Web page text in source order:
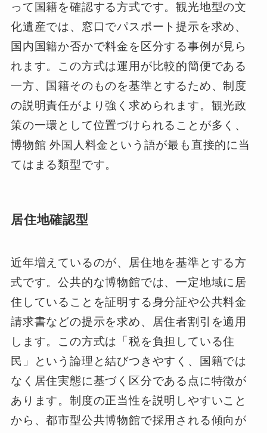
って国籍を確認する方式です。観光地型の文
化遺産では、窓口でパスポート提示を求め、
国内国籍か否かで料金を区分する事例が見ら
れます。この方式は運用が比較的簡便である
一方、国籍そのものを基準とするため、制度
の説明責任がより強く求められます。観光政
策の一環として位置づけられることが多く、
博物館 外国人料金という語が最も直接的に当
てはまる類型です。
居住地確認型
近年増えているのが、居住地を基準とする方
式です。公共的な博物館では、一定地域に居
住していることを証明する身分証や公共料金
請求書などの提示を求め、居住者割引を適用
します。この方式は「税を負担している住
民」という論理と結びつきやすく、国籍では
なく居住実態に基づく区分である点に特徴が
あります。制度の正当性を説明しやすいこと
から、都市型公共博物館で採用される傾向が